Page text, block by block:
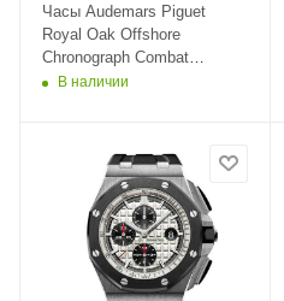
Часы Audemars Piguet
Royal Oak Offshore
Chronograph Combat
26400SO.OO.A054CA.01
В наличии